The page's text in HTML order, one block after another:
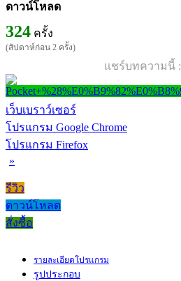
ดาวน์โหลด
324 ครั้ง
(สัปดาห์ก่อน 2 ครั้ง)
แชร์บทความนี้ :
เว็บเบราว์เซอร์
โปรแกรม Google Chrome
โปรแกรม Firefox
»
รีวิว
ดาวน์โหลด
สั่งซื้อ
รายละเอียดโปรแกรม
รูปประกอบ